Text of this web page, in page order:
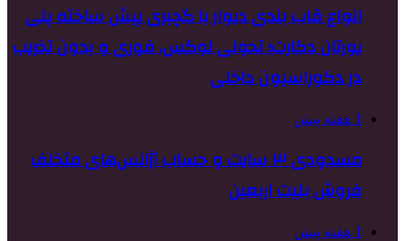
انواع قاب بندی دیوار با گچبری پیش ساخته پلی
یورتان دکارت؛ تحولی لوکس، فوری و بدون تخریب
در دکوراسیون داخلی
1 هفته پیش
مسدودی ۳ سایت و حساب آژانس‌های متخلف
فروش بلیت اربعین
1 هفته پیش